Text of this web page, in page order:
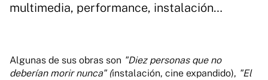
multimedia, performance, instalación…
Algunas de sus obras son "Diez personas que no
deberían morir nunca" (instalación, cine expandido), "El